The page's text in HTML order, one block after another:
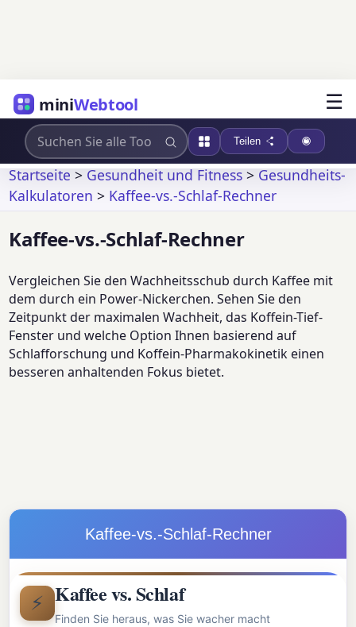
miniWebtool ☰
Teilen
Startseite>Gesundheit und Fitness>Gesundheits-
Kalkulatoren > Kaffee-vs.-Schlaf-Rechner
Kaffee-vs.-Schlaf-Rechner
Vergleichen Sie den Wachheitsschub durch Kaffee mit
dem durch ein Power-Nickerchen. Sehen Sie den
Zeitpunkt der maximalen Wachheit, das Koffein-Tief-
Fenster und welche Option Ihnen basierend auf
Schlafforschung und Koffein-Pharmakokinetik einen
besseren anhaltenden Fokus bietet.
Kaffee-vs.-Schlaf-Rechner
⚡ Kaffee vs. Schlaf
Finden Sie heraus, was Sie wacher macht